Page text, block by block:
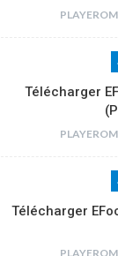
Télécharger
Télécharger